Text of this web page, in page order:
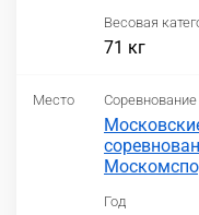
Весовая
71 кг
Место Соревнование
Год